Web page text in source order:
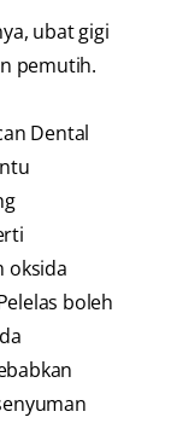
ubat gigi
pemutih.
Dental
oksida
boleh